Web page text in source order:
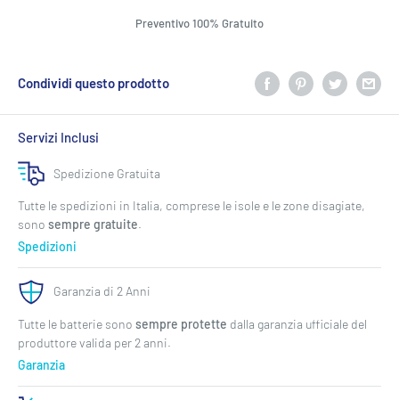
Preventivo 100% Gratuito
Condividi questo prodotto
Servizi Inclusi
Spedizione Gratuita
Tutte le spedizioni in Italia, comprese le isole e le zone disagiate,
sono sempre gratuite.
Spedizioni
Garanzia di 2 Anni
Tutte le batterie sono sempre protette dalla garanzia ufficiale del
produttore valida per 2 anni.
Garanzia